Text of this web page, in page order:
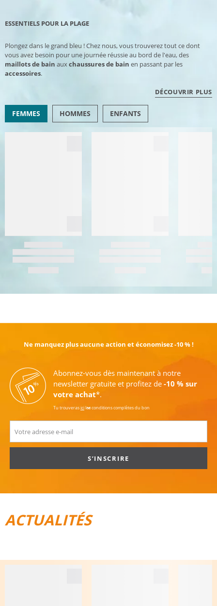
ESSENTIELS POUR LA PLAGE
Plongez dans le grand bleu ! Chez nous, vous trouverez tout ce dont
vous avez besoin pour une journée réussie au bord de l'eau, des
maillots de bain auxchaussures de bain en passant par les
accessoires.
DÉCOUVRIR PLUS
FEMMES HOMMES ENFANTS
Ne manquez plus aucune action et économisez -10 % !
Abonnez-vous dès maintenant à notre
newsletter gratuite et profitez de -10 % sur
votre achat*.
Tu trouverasiciles conditions complètes du bon
S’INSCRIRE
ACTUALITÉS